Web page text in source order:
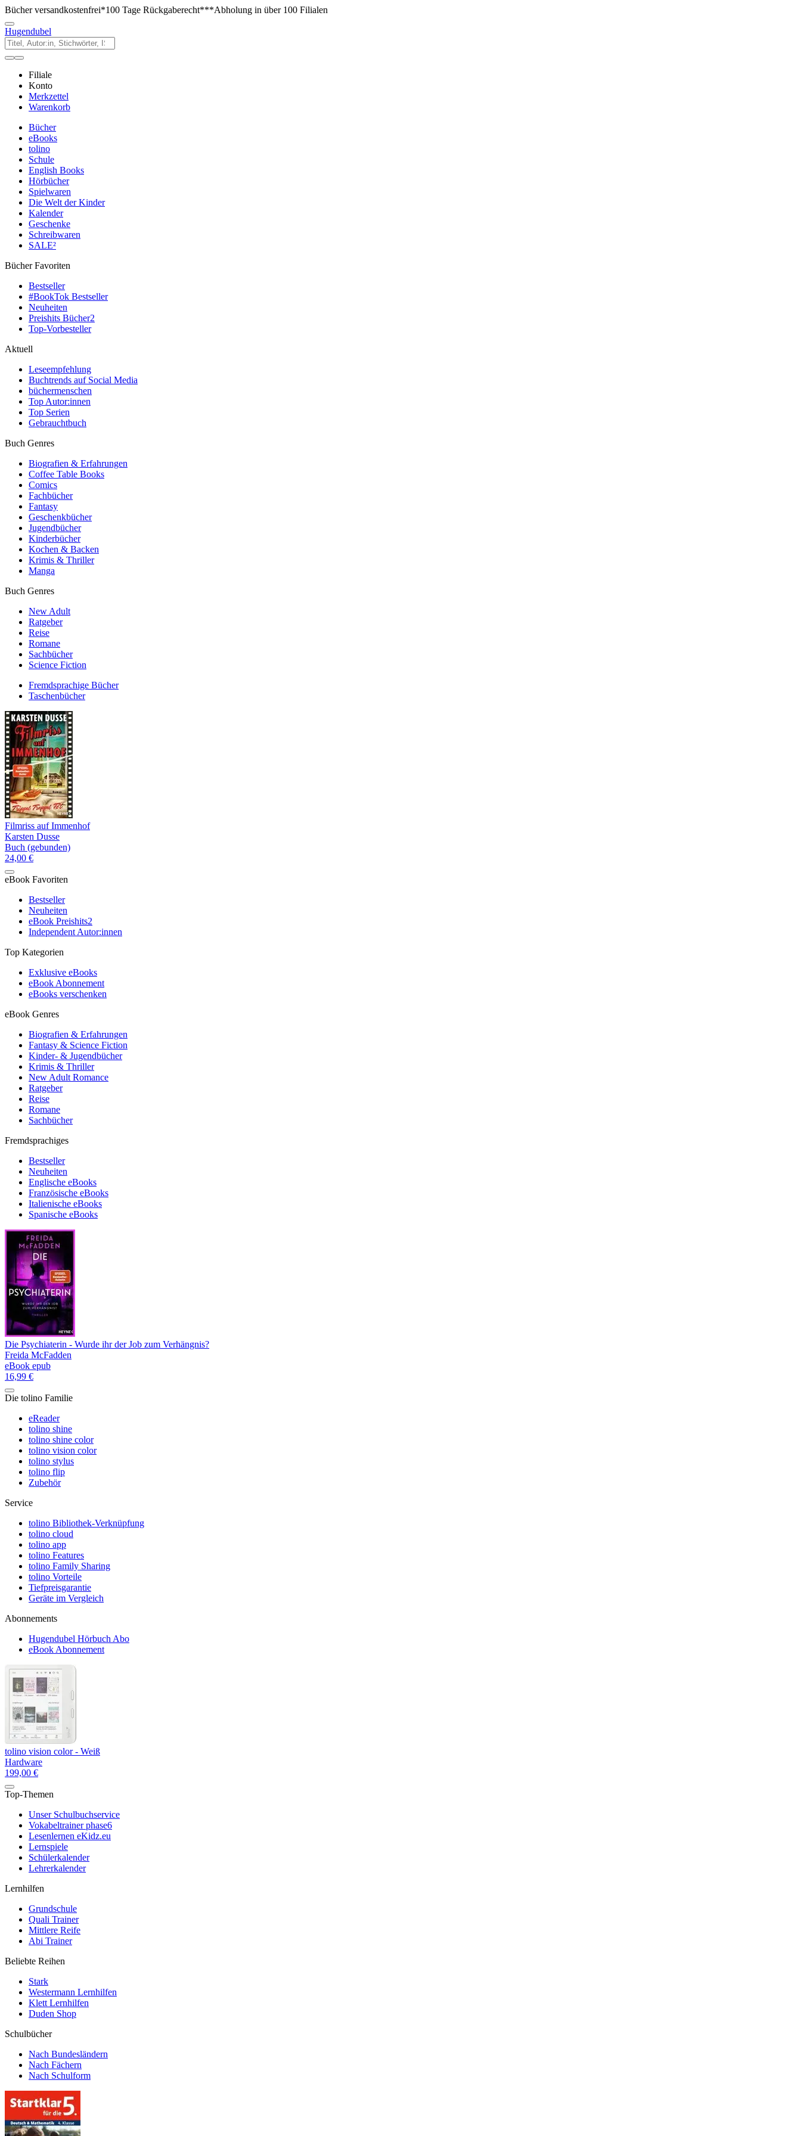
Bücher versandkostenfrei*100 Tage Rückgaberecht***Abholung in über 100 Filialen
Hugendubel
Filiale
Konto
Merkzettel
Warenkorb
Bücher
eBooks
tolino
Schule
English Books
Hörbücher
Spielwaren
Die Welt der Kinder
Kalender
Geschenke
Schreibwaren
SALE²
Bücher Favoriten
Bestseller
#BookTok Bestseller
Neuheiten
Preishits Bücher2
Top-Vorbesteller
Aktuell
Leseempfehlung
Buchtrends auf Social Media
büchermenschen
Top Autor:innen
Top Serien
Gebrauchtbuch
Buch Genres
Biografien & Erfahrungen
Coffee Table Books
Comics
Fachbücher
Fantasy
Geschenkbücher
Jugendbücher
Kinderbücher
Kochen & Backen
Krimis & Thriller
Manga
Buch Genres
New Adult
Ratgeber
Reise
Romane
Sachbücher
Science Fiction
Fremdsprachige Bücher
Taschenbücher
Filmriss auf Immenhof
Karsten Dusse
Buch (gebunden)
24,00 €
eBook Favoriten
Bestseller
Neuheiten
eBook Preishits2
Independent Autor:innen
Top Kategorien
Exklusive eBooks
eBook Abonnement
eBooks verschenken
eBook Genres
Biografien & Erfahrungen
Fantasy & Science Fiction
Kinder- & Jugendbücher
Krimis & Thriller
New Adult Romance
Ratgeber
Reise
Romane
Sachbücher
Fremdsprachiges
Bestseller
Neuheiten
Englische eBooks
Französische eBooks
Italienische eBooks
Spanische eBooks
Die Psychiaterin - Wurde ihr der Job zum Verhängnis?
Freida McFadden
eBook epub
16,99 €
Die tolino Familie
eReader
tolino shine
tolino shine color
tolino vision color
tolino stylus
tolino flip
Zubehör
Service
tolino Bibliothek-Verknüpfung
tolino cloud
tolino app
tolino Features
tolino Family Sharing
tolino Vorteile
Tiefpreisgarantie
Geräte im Vergleich
Abonnements
Hugendubel Hörbuch Abo
eBook Abonnement
tolino vision color - Weiß
Hardware
199,00 €
Top-Themen
Unser Schulbuchservice
Vokabeltrainer phase6
Lesenlernen eKidz.eu
Lernspiele
Schülerkalender
Lehrerkalender
Lernhilfen
Grundschule
Quali Trainer
Mittlere Reife
Abi Trainer
Beliebte Reihen
Stark
Westermann Lernhilfen
Klett Lernhilfen
Duden Shop
Schulbücher
Nach Bundesländern
Nach Fächern
Nach Schulform